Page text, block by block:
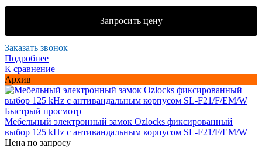
Запросить цену
Заказать звонок
Подробнее
К сравнение
Архив
Быстрый просмотр
Мебельный электронный замок Ozlocks фиксированный
выбор 125 kHz с антивандальным корпусом SL-F21/F/EM/W
Цена по запросу